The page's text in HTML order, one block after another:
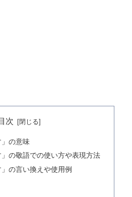
次
」の意味
」の敬語での使い方や表現方法
」の言い換えや使用例